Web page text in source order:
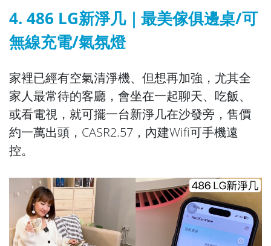
4. 486 LG新淨几｜最美傢俱邊桌/可
無線充電/氣氛燈
家裡已經有空氣清淨機、但想再加強，尤其全
家人最常待的客廳，會坐在一起聊天、吃飯、
或看電視，就可擺一台新淨几在沙發旁，售價
約一萬出頭，CASR2.57，內建Wifi可手機遠
控。